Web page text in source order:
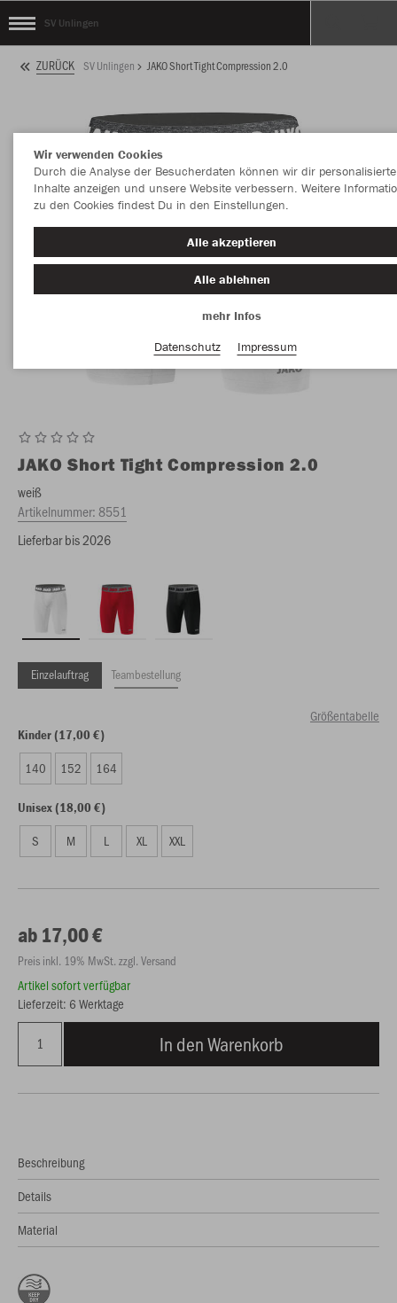
SV Unlingen
ZURÜCK SV Unlingen JAKO Short Tight Compression 2.0
JAKO Short Tight Compression 2.0
weiß
Artikelnummer:8551
Lieferbar bis 2026
Einzelauftrag Teambestellung
Größentabelle
Kinder (17,00 €)
140 152 164
Unisex (18,00 €)
S M L XL XXL
ab 17,00 €
Preis inkl. 19% MwSt. zzgl. Versand
Artikel sofort verfügbar
Lieferzeit: 6 Werktage
In den Warenkorb
Beschreibung
Details
Material
Wir verwenden Cookies
Durch die Analyse der Besucherdaten können wir dir personalisierte
Inhalte anzeigen und unsere Website verbessern. Weitere
zu den Cookies findest Du in den Einstellungen.
Alle akzeptieren
Alle ablehnen
mehr Infos
Datenschutz
Impressum